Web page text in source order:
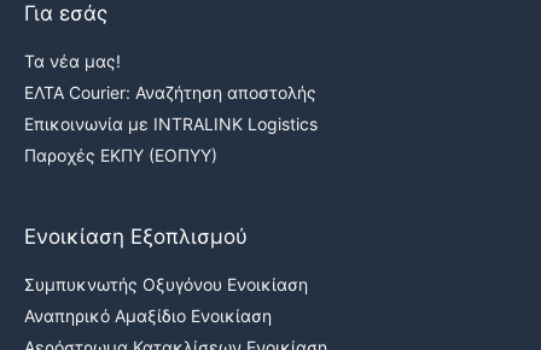
Για εσάς
Τα νέα μας!
ΕΛΤΑ Courier: Αναζήτηση αποστολής
Επικοινωνία με INTRALINK Logistics
Παροχές ΕΚΠΥ (ΕΟΠΥΥ)
Ενοικίαση Εξοπλισμού
Συμπυκνωτής Οξυγόνου Ενοικίαση
Αναπηρικό Αμαξίδιο Ενοικίαση